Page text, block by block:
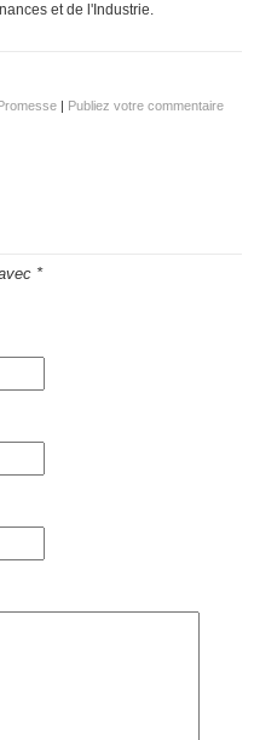
et de l'Industrie.
Promesse Publiez votre commentaire
*